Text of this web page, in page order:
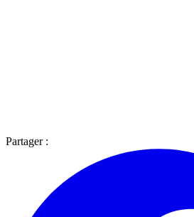
Partager :